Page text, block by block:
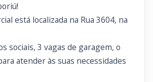
está localizada na Rua 3604, na
sociais, 3 vagas de garagem, o
atender às suas necessidades